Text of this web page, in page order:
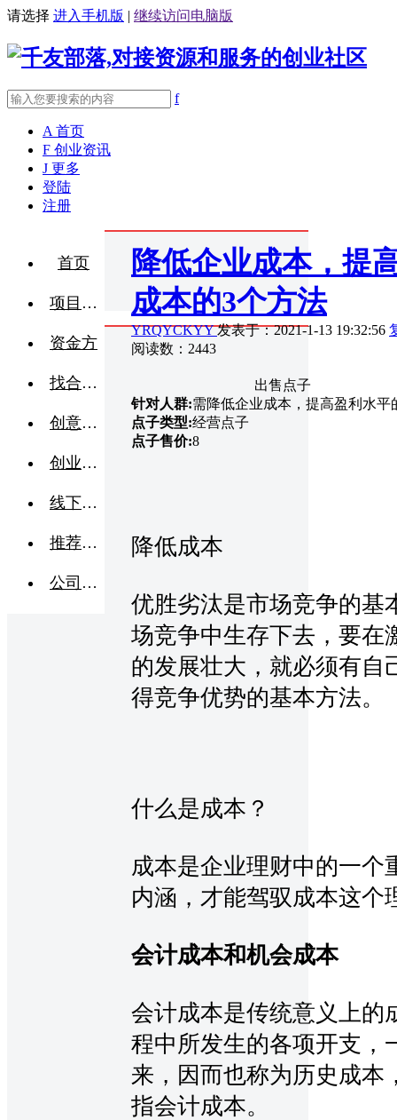
请选择 进入手机版 | 继续访问电脑版
f
A 首页
F 创业资讯
J 更多
登陆
注册
首页
项目融资
资金方
找合伙人
创意点子
创业交流
线下活动
推荐企业
公司转让
降低企业成本，
成本的3个方法
YRQYCKYY发表于：2021-1-13 19:32:56
阅读数：2443
出售点子
针对人群:需降低企业成本，提高盈利水平
点子类型:经营点子
点子售价:8
降低成本
优胜劣汰是市场竞争的基
场竞争中生存下去，要在
的发展壮大，就必须有自
得竞争优势的基本方法。
什么是成本？
成本是企业理财中的一个
内涵，才能驾驭成本这个
会计成本和机会成本
会计成本是传统意义上的
程中所发生的各项开支，
来，因而也称为历史成本
指会计成本。